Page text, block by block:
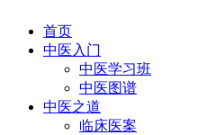
首页
中医入门
中医学习班
中医图谱
中医之道
临床医案